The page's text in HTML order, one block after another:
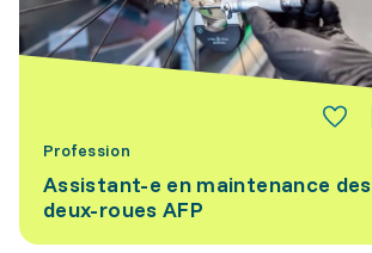
Profession
Assistant-e en maintenance des
deux-roues AFP